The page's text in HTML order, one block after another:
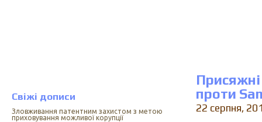
Свіжі дописи
Зловживання патентним захистом з метою
приховування можливої корупції
проти
22 серпня,